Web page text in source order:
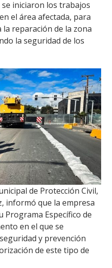
iniciaron los trabajos
el área afectada, para
reparación de la zona
la seguridad de los
de Protección Civil,
informó que la empresa
Específico de
en el que se
y prevención
de este tipo de